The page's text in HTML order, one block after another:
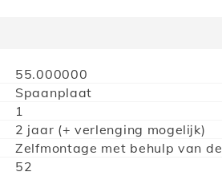
55.000000
Spaanplaat
1
2 jaar (+ verlenging mogelijk)
Zelfmontage met behulp van
52